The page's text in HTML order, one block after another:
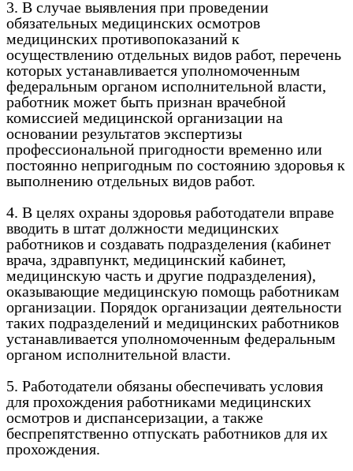
3. В случае выявления при проведении
обязательных медицинских осмотров
медицинских противопоказаний к
осуществлению отдельных видов работ, перечень
которых устанавливается уполномоченным
федеральным органом исполнительной власти,
работник может быть признан врачебной
комиссией медицинской организации на
основании результатов экспертизы
профессиональной пригодности временно или
постоянно непригодным по состоянию здоровья к
выполнению отдельных видов работ.
4. В целях охраны здоровья работодатели вправе
вводить в штат должности медицинских
работников и создавать подразделения (кабинет
врача, здравпункт, медицинский кабинет,
медицинскую часть и другие подразделения),
оказывающие медицинскую помощь работникам
организации. Порядок организации деятельности
таких подразделений и медицинских работников
устанавливается уполномоченным федеральным
органом исполнительной власти.
5. Работодатели обязаны обеспечивать условия
для прохождения работниками медицинских
осмотров и диспансеризации, а также
беспрепятственно отпускать работников для их
прохождения.